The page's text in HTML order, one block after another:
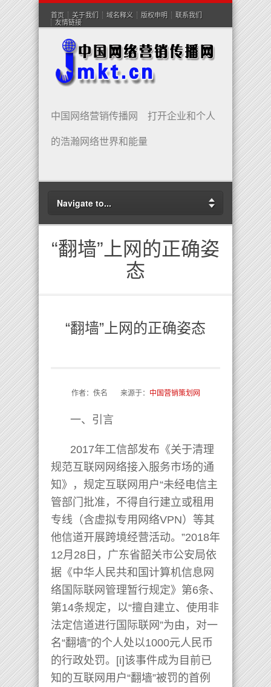
首页 关于我们 域名释义 版权申明
联系我们
友情链接
中国网络营销传播网 打开企业和个人
的浩瀚网络世界和能量
Navigate to...
“翻墙”上网的正确姿
态
“翻墙”上网的正确姿态
作者：佚名 来源于： 中国营销策划网
一、引言
2017年工信部发布《关于清理
规范互联网网络接入服务市场的通
知》，规定互联网用户“未经电信主
管部门批准，不得自行建立或租用
专线（含虚拟专用网络VPN）等其
他信道开展跨境经营活动。”2018年
12月28日，广东省韶关市公安局依
据《中华人民共和国计算机信息网
络国际联网管理暂行规定》第6条、
第14条规定，以“擅自建立、使用非
法定信道进行国际联网”为由，对一
名“翻墙”的个人处以1000元人民币
的行政处罚。[i]该事件成为目前已
知的互联网用户“翻墙”被罚的首例